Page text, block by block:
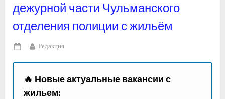
дежурной части Чульманского
отделения полиции с жильём
Posted
on
By
Редакция
🔥 Новые актуальные вакансии с
жильем: